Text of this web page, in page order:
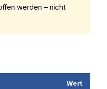
werden – nicht
Wert